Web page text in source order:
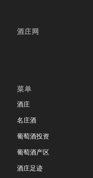
酒庄网
菜单
酒庄
名庄酒
葡萄酒投资
葡萄酒产区
酒庄足迹